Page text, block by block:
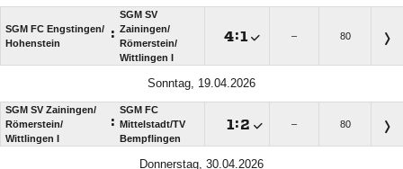
SGM FC Engstingen/​
Hohenstein
:
SGM SV
Zainingen/​
Römerstein/​
Wittlingen I
: – 80
Sonntag, 19.04.2026
SGM SV Zainingen/​
Römerstein/​
Wittlingen I
:
SGM FC
Mittelstadt/​TV
Bempflingen
: – 80
Donnerstag, 30.04.2026